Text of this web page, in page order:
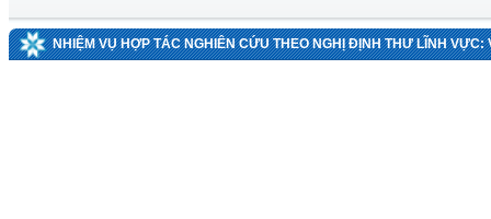
NHIỆM VỤ HỢP TÁC NGHIÊN CỨU THEO NGHỊ ĐỊNH THƯ LĨNH VỰC: